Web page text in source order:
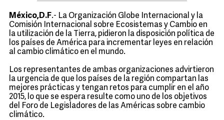
México,D.F.- La Organización Globe Internacional y la
Comisión Internacional sobre Ecosistemas y Cambio en
la utilización de la Tierra, pidieron la disposición política de
los países de América para incrementar leyes en relación
al cambio climático en el mundo.
Los representantes de ambas organizaciones advirtieron
la urgencia de que los países de la región compartan las
mejores prácticas y tengan retos para cumplir en el año
2015, lo que se espera resulte como uno de los objetivos
del Foro de Legisladores de las Américas sobre cambio
climático.